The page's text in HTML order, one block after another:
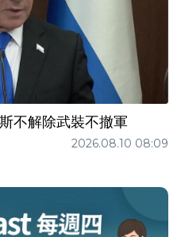
不解除武裝不撤軍
2026.08.10 08:09